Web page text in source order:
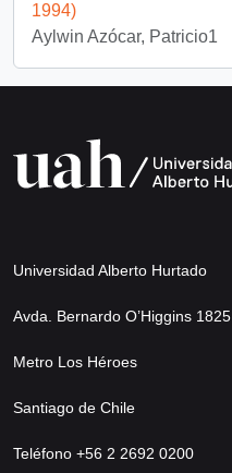
1994)
Aylwin Azócar, Patricio1
Universidad Alberto Hurtado
Avda. Bernardo O’Higgins 1825
Metro Los Héroes
Santiago de Chile
Teléfono +56 2 2692 0200